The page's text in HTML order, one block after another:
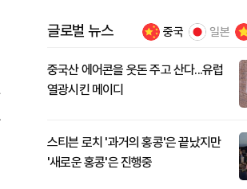
글로벌 뉴스 중국 일본
중국산 에어콘을 웃돈 주고 산다...유럽
열광시킨 메이디
스티븐 로치 '과거의 홍콩'은 끝났지만
'새로운 홍콩'은 진행중